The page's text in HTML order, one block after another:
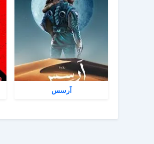
آرسس